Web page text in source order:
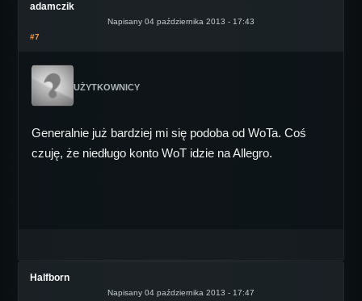
adamczik
Napisany 04 października 2013 - 17:43
#7
UŻYTKOWNICY
Generalnie już bardziej mi się podoba od WoTa. Coś
czuję, że niedługo konto WoT idzie na Allegro.
Halfborn
Napisany 04 października 2013 - 17:47